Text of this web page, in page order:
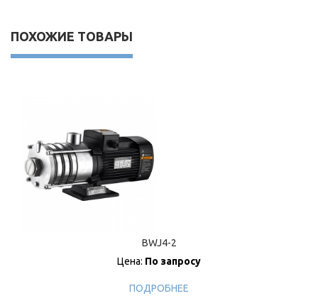
ПОХОЖИЕ ТОВАРЫ
BWJ4-2
Цена: По запросу
ПОДРОБНЕЕ